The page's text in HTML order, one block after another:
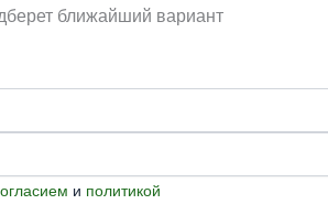
ближайший вариант
и политикой